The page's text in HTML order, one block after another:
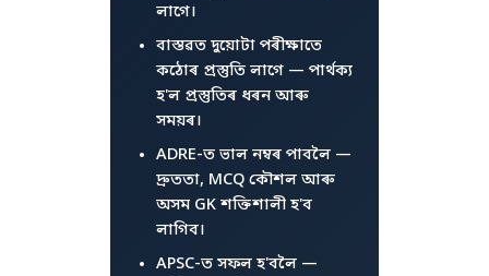
লাগে।
বাস্তৱত দুয়োটা পৰীক্ষাতে
কঠোৰ প্ৰস্তুতি লাগে — পাৰ্থক্য
হ'ল প্ৰস্তুতিৰ ধৰন আৰু
সময়ৰ।
ADRE-ত ভাল নম্বৰ পাবলৈ —
দ্ৰুততা, MCQ কৌশল আৰু
অসম GK শক্তিশালী হ'ব
লাগিব।
APSC-ত সফল হ'বলৈ —